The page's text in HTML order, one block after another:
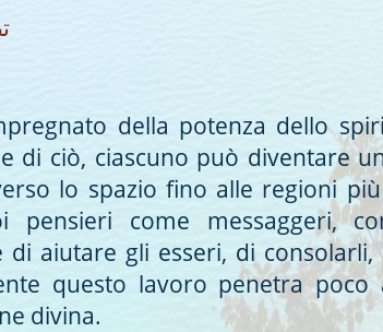
della potenza dello
di ciò, ciascuno può diventare
lo spazio fino alle regioni
come messaggeri,
di aiutare gli esseri, di
questo lavoro penetra poco
divina.